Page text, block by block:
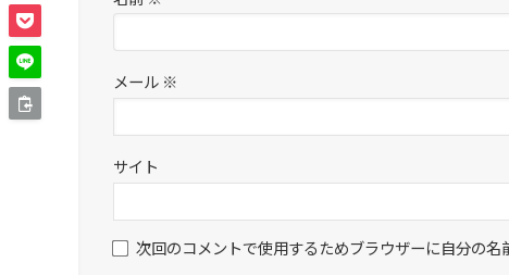
メール ※
サイト
次回のコメントで使用するためブラウザーに自分の名